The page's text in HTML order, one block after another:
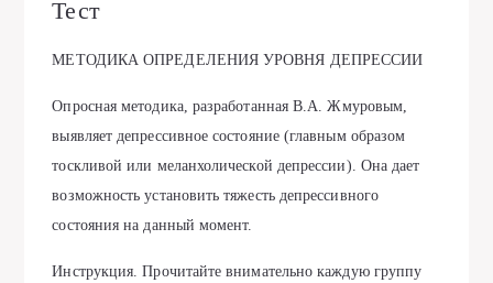
Тест
МЕТОДИКА ОПРЕДЕЛЕНИЯ УРОВНЯ ДЕПРЕССИИ
Опросная методика, разработанная В.А. Жмуровым,
выявляет депрессивное состояние (главным образом
тоскливой или меланхолической депрессии). Она дает
возможность установить тяжесть депрессивного
состояния на данный момент.
Инструкция. Прочитайте внимательно каждую группу